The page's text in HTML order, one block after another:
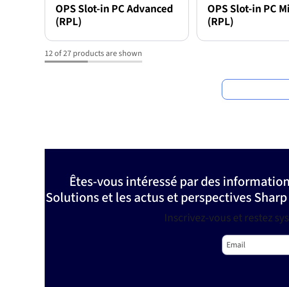
OPS Slot-in PC Advanced
(RPL)
OPS Slot-in PC
(RPL)
12 of 27 products are shown
Êtes-vous intéressé par des
Solutions et les actus et perspectives
Inscrivez-vous et restez
Email